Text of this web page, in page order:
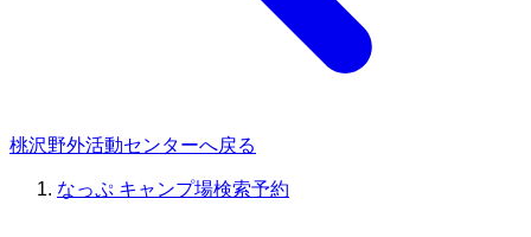
桃沢野外活動センターへ戻る
なっぷ キャンプ場検索予約